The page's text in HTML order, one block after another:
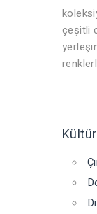
çeşitli